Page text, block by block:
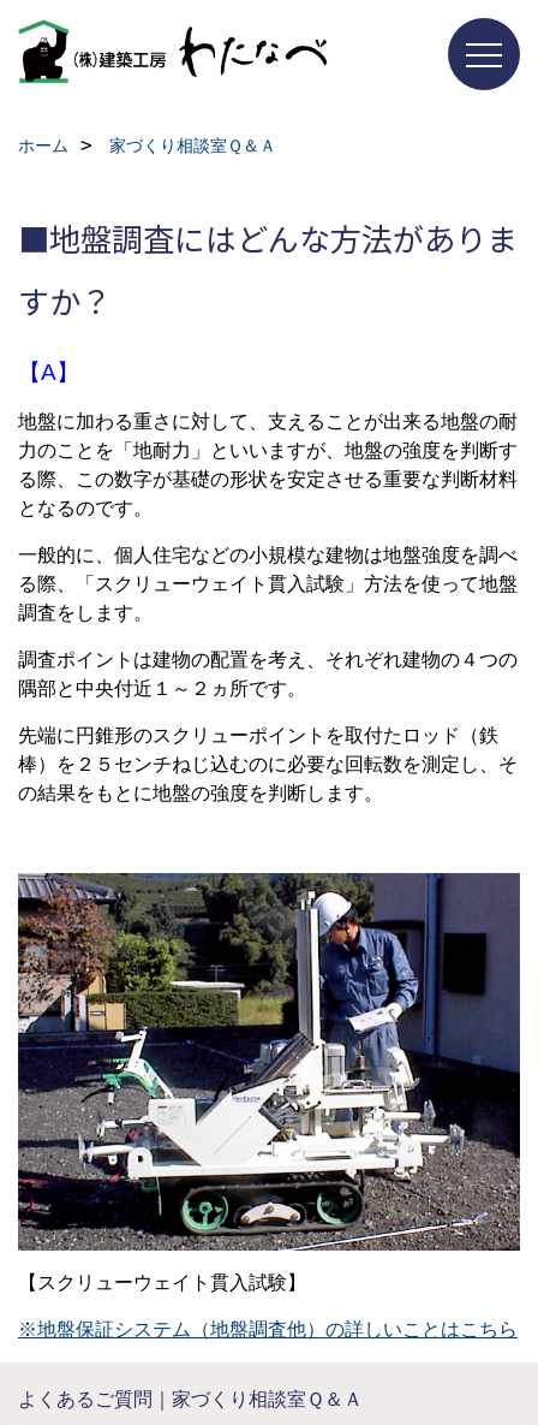
ホーム 家づくり相談室Ｑ＆Ａ
■地盤調査にはどんな方法がありま
すか？
【A】
地盤に加わる重さに対して、支えることが出来る地盤の耐
力のことを「地耐力」といいますが、地盤の強度を判断す
る際、この数字が基礎の形状を安定させる重要な判断材料
となるのです。
一般的に、個人住宅などの小規模な建物は地盤強度を調べ
る際、「スクリューウェイト貫入試験」方法を使って地盤
調査をします。
調査ポイントは建物の配置を考え、それぞれ建物の４つの
隅部と中央付近１～２ヵ所です。
先端に円錐形のスクリューポイントを取付たロッド（鉄
棒）を２５センチねじ込むのに必要な回転数を測定し、そ
の結果をもとに地盤の強度を判断します。
【スクリューウェイト貫入試験】
※地盤保証システム（地盤調査他）の詳しいことはこちら
よくあるご質問｜家づくり相談室Ｑ＆Ａ